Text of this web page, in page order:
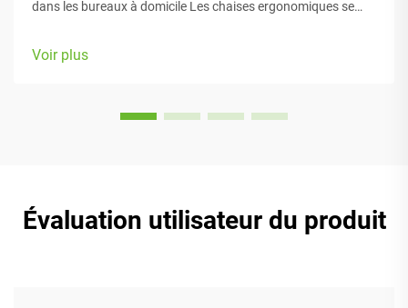
dans les bureaux à domicile Les chaises ergonomiques se
types de morphologie et préférences. La plupart des modèles
Voir plus
Évaluation utilisateur du produit